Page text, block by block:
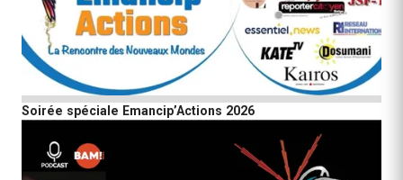
Soirée spéciale Emancip’Actions 2026